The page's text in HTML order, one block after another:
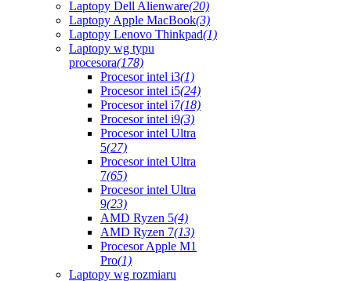
Laptopy Dell Alienware(20)
Laptopy Apple MacBook(3)
Laptopy Lenovo Thinkpad(1)
Laptopy wg typu
procesora(178)
Procesor intel i3(1)
Procesor intel i5(24)
Procesor intel i7(18)
Procesor intel i9(3)
Procesor intel Ultra
5(27)
Procesor intel Ultra
7(65)
Procesor intel Ultra
9(23)
AMD Ryzen 5(4)
AMD Ryzen 7(13)
Procesor Apple M1
Pro(1)
Laptopy wg rozmiaru